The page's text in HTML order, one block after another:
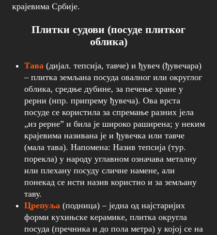
крајевима Србије.
Плитки судови (посуде плитког
облика)
Тава (дијал. тепсија, тавче) и ђувеч (ђувечара)
– плитка земљана посуда овалног или округлог
облика, средње дубине, за печење хране у
рерни (нпр. припрему ђувеча). Ова врста
посуде се користила за спремање разних јела
„из рерне” и била је широко раширена; у неким
крајевима називана је и ђувечка или тавче
(мала тава). Напомена: Назив тепсија (тур.
порекла) у народу углавном означава металну
или плехану посуду сличне намене, али
понекад се исти назив користио и за земљану
таву.
Црепуља (подница) – једна од најстаријих
форми кухињске керамике, плитка округла
посуда (пречника и до пола метра) у којој се на